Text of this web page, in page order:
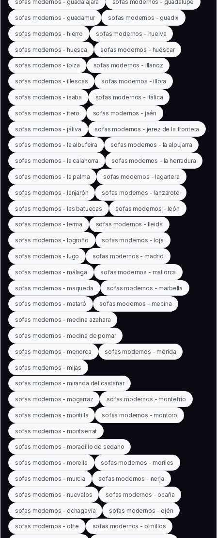
sofas modernos - guadalajara sofas modernos - guadalupe
sofas modernos - guadamur sofas modernos - guadix
sofas modernos - hierro sofas modernos - huelva
sofas modernos - huesca sofas modernos - huéscar
sofas modernos - ibiza sofas modernos - illanoz
sofas modernos - illescas sofas modernos - illora
sofas modernos - isaba sofas modernos - itálica
sofas modernos - itero sofas modernos - jaén
sofas modernos - játiva sofas modernos - jerez de la frontera
sofas modernos - la albufeira sofas modernos - la alpujarra
sofas modernos - la calahorra sofas modernos - la herradura
sofas modernos - la palma sofas modernos - lagartera
sofas modernos - lanjarón sofas modernos - lanzarote
sofas modernos - las batuecas sofas modernos - león
sofas modernos - lerma sofas modernos - lleida
sofas modernos - logroño sofas modernos - loja
sofas modernos - lugo sofas modernos - madrid
sofas modernos - málaga sofas modernos - mallorca
sofas modernos - maqueda sofas modernos - marbella
sofas modernos - mataró sofas modernos - mecina
sofas modernos - medina azahara
sofas modernos - medina de pomar
sofas modernos - menorca sofas modernos - mérida
sofas modernos - mijas
sofas modernos - miranda del castañar
sofas modernos - mogarraz sofas modernos - montefrío
sofas modernos - montilla sofas modernos - montoro
sofas modernos - montserrat
sofas modernos - moradillo de sedano
sofas modernos - morella sofas modernos - moriles
sofas modernos - murcia sofas modernos - nerja
sofas modernos - nuevalos sofas modernos - ocaña
sofas modernos - ochagavía sofas modernos - ojén
sofas modernos - olite sofas modernos - olmillos